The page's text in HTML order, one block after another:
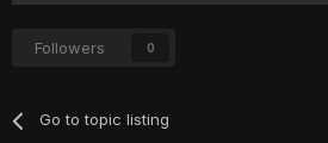
Followers 0
Go to topic listing